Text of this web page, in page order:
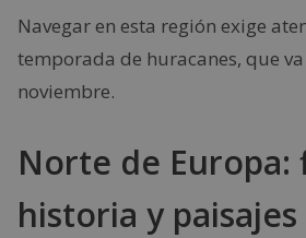
Navegar en esta región exige
temporada de huracanes, que
noviembre.
Norte de Europa:
historia y